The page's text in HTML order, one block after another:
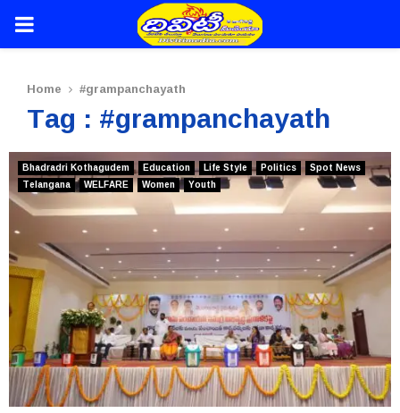
PRIMARY
Home #grampanchayath
Tag : #grampanchayath
Bhadradri Kothagudem Education Life Style Politics
Spot News
Telangana
WELFARE Women Youth